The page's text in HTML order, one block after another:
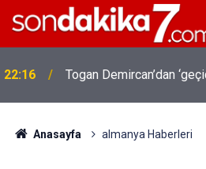
19:32 Sıcak Havalarda Ödem
Anasayfa almanya Haberleri